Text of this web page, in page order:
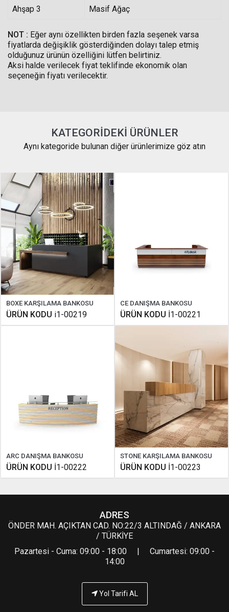
Ahşap 3 Masif Ağaç
NOT : Eğer aynı özellikten birden fazla seşenek varsa
fiyatlarda değişiklik gösterdiğinden dolayı talep etmiş
olduğunuz ürünün özelliğini lütfen belirtiniz.
Aksi halde verilecek fiyat teklifinde ekonomik olan
seçeneğin fiyatı verilecektir.
KATEGORIDEKI ÜRÜNLER
Aynı kategoride bulunan diğer ürünlerimize göz atın
BOXE KARŞILAMA BANKOSU
ÜRÜN KODU i1-00219
CE DANIŞMA BANKOSU
ÜRÜN KODU İ1-00221
ARC DANIŞMA BANKOSU
ÜRÜN KODU İ1-00222
STONE KARŞILAMA BANKOSU
ÜRÜN KODU İ1-00223
ADRES
ÖNDER MAH. AÇIKTAN CAD. NO:22/3 ALTINDAĞ / ANKARA
/ TÜRKİYE
Pazartesi - Cuma: 09:00 - 18:00 | Cumartesi: 09:00 -
14:00
Yol Tarifi AL